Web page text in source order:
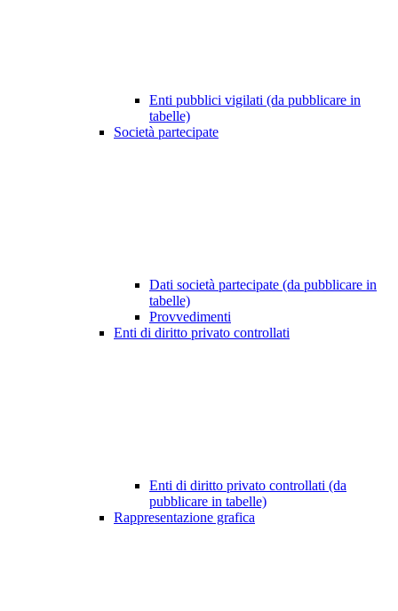
Enti pubblici vigilati (da pubblicare in
tabelle)
Società partecipate
Dati società partecipate (da pubblicare in
tabelle)
Provvedimenti
Enti di diritto privato controllati
Enti di diritto privato controllati (da
pubblicare in tabelle)
Rappresentazione grafica